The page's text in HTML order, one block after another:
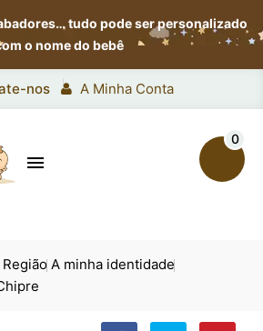
tudo pode ser personalizado
o nome do bebê
nos A Minha Conta

0
A minha identidade